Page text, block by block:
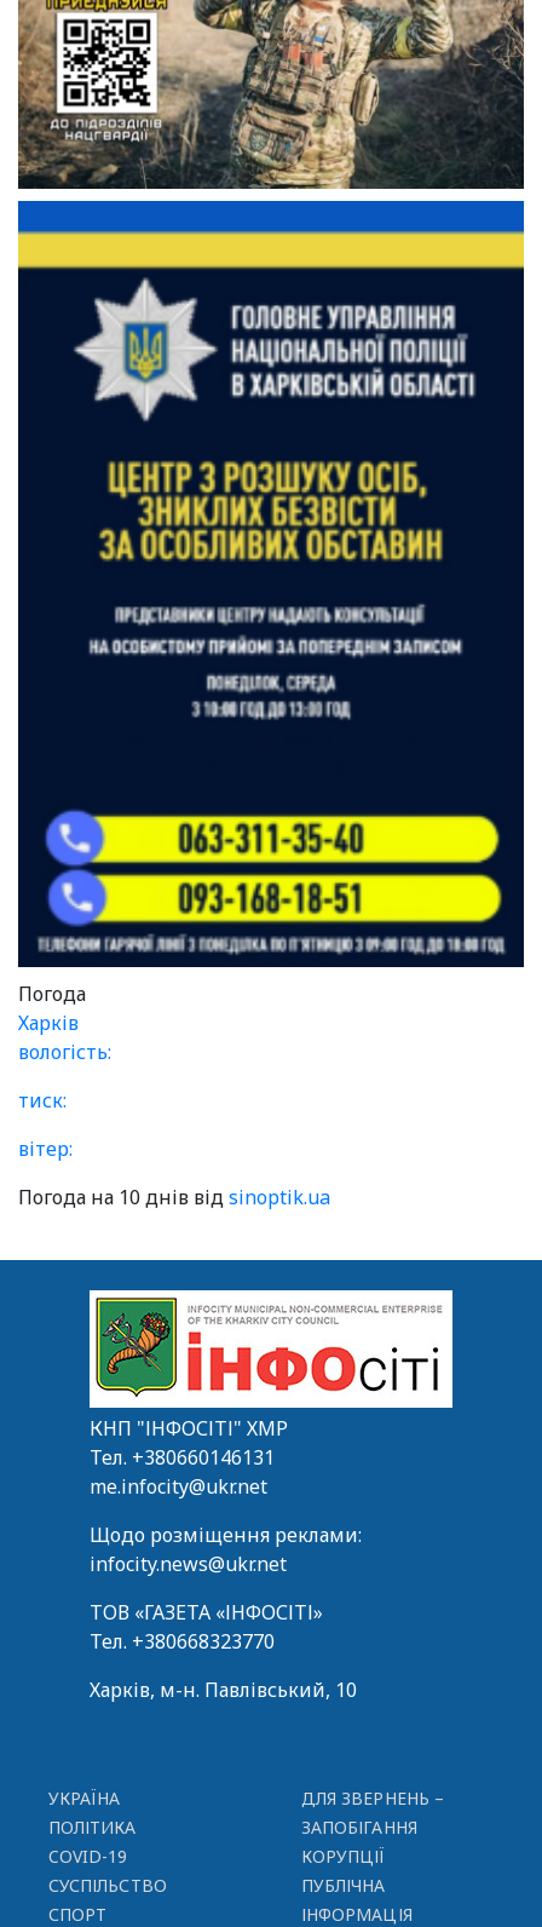
Погода
Харків
вологість:
тиск:
вітер:
Погода на 10 днів відsinoptik.ua
КНП "ІНФОСІТІ" ХМР
Тел. +380660146131
me.infocity@ukr.net
Щодо розміщення реклами:
infocity.news@ukr.net
ТОВ «ГАЗЕТА «ІНФОСІТІ»
Тел. +380668323770
Харків, м-н. Павлівський, 10
УКРАЇНА
ПОЛІТИКА
COVID-19
СУСПІЛЬСТВО
СПОРТ
ДЛЯ ЗВЕРНЕНЬ –
ЗАПОБІГАННЯ
КОРУПЦІЇ
ПУБЛІЧНА
ІНФОРМАЦІЯ